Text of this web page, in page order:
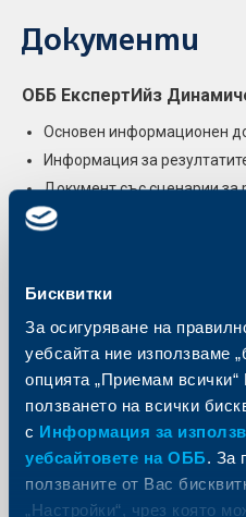
Бисквитки
За осигуряване на
уебсайта ние използваме
опцията „Приемам всички“
ползването на всички
с Информация за
уебсайтовете на ОББ. За
ползваните от Вас
„Настройки“, чрез която
Документи
ОББ ЕкспертИйз
Основен информационен
Информация за
Документ със сценарии за
Месечен бюлетин със
Правила на ДФ чадър
Документи ТУК
Проспект на ДФ чадър
ДокументиТУК